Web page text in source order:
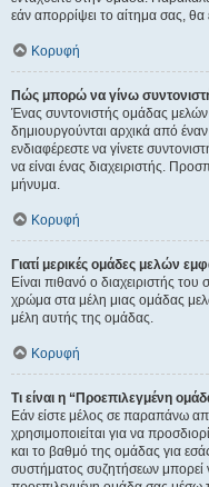
εάν απορρίψει το αίτημα σας, θα
Κορυφή
Πώς μπορώ να γίνω
Ένας συντονιστής ομάδας
δημιουργούνται αρχικά από
ενδιαφέρεστε να γίνετε
να είναι ένας διαχειριστής.
μήνυμα.
Κορυφή
Γιατί μερικές ομάδες μελών
Είναι πιθανό ο διαχειριστής
χρώμα στα μέλη μιας ομάδας
μέλη αυτής της ομάδας.
Κορυφή
Τι είναι η “Προεπιλεγμένη
Εάν είστε μέλος σε παραπάνω
χρησιμοποιείται για να
και το βαθμό της ομάδας για
συστήματος συζητήσεων μπορεί